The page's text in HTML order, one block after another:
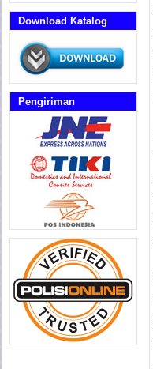
Download Katalog
Pengiriman